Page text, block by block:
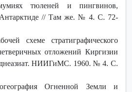
тюленей и пингвинов,
// Там же. № 4. С. 72-
схеме стратиграфического
отложений Киргизии
НИИГиМС. 1960. № 4. С.
Огненной Земли и